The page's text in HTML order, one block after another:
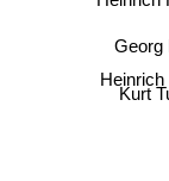
Kurt
Heinrich
Georg